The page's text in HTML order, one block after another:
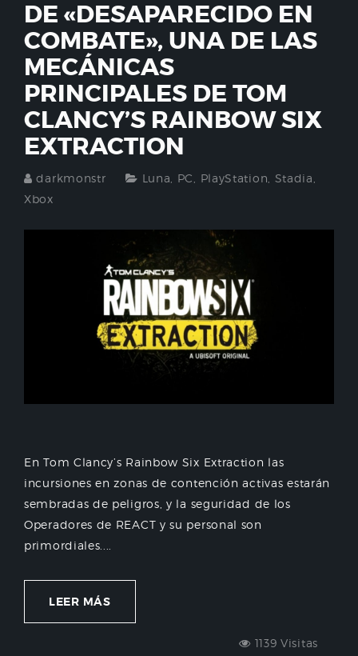
DE «DESAPARECIDO EN
COMBATE», UNA DE LAS
MECÁNICAS
PRINCIPALES DE TOM
CLANCY’S RAINBOW SIX
EXTRACTION
darkmonstr Luna PC PlayStation Stadia
Xbox
En Tom Clancy’s Rainbow Six Extraction las
incursiones en zonas de contención activas estarán
sembradas de peligros, y la seguridad de los
Operadores de REACT y su personal son
primordiales....
LEER MÁS
1139 Visitas